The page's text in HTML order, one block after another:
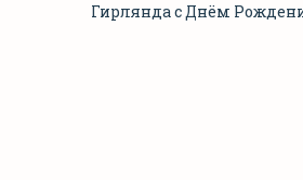
Гирлянда с Днём